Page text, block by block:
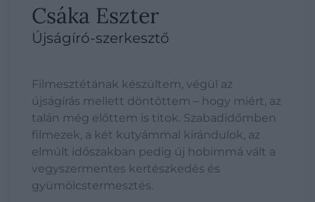
Csáka Eszter
Újságíró-szerkesztő
Filmesztétának készültem, végül az
újságírás mellett döntöttem – hogy miért, az
talán még előttem is titok. Szabadidőmben
filmezek, a két kutyámmal kirándulok, az
elmúlt időszakban pedig új hobimmá vált a
vegyszermentes kertészkedés és
gyümölcstermesztés.